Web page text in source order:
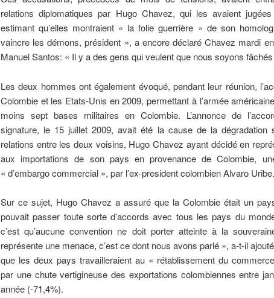
relations diplomatiques par Hugo Chavez, qui les avaient
estimant qu’elles montraient « la folie guerrière » de son
vaincre les démons, président », a encore déclaré Chavez mardi
Manuel Santos: « Il y a des gens qui veulent que nous soyons
Les deux hommes ont également évoqué, pendant leur réunion,
Colombie et les Etats-Unis en 2009, permettant à l’armée
moins sept bases militaires en Colombie. L’annonce de
signature, le 15 juillet 2009, avait été la cause de la dégradation
relations entre les deux voisins, Hugo Chavez ayant décidé en
aux importations de son pays en provenance de Colombie,
« d’embargo commercial », par l’ex-president colombien Alvaro Uribe.
Sur ce sujet, Hugo Chavez a assuré que la Colombie était un
pouvait passer toute sorte d’accords avec tous les pays du
c’est qu’aucune convention ne doit porter atteinte à la
représente une menace, c’est ce dont nous avons parlé », a-t-il
que les deux pays travailleraient au « rétablissement du
par une chute vertigineuse des exportations colombiennes entre
année (-71,4%).